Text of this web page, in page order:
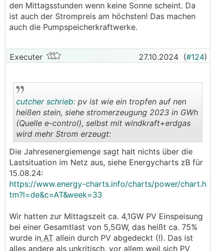
den Mittagsstunden wenn keine Sonne scheint. Da
ist auch der Strompreis am höchsten! Das machen
auch die Pumpspeicherkraftwerke.
Executer 27.10.2024 (#124)
..
cutcher schrieb: pv ist wie ein tropfen auf nen
heißen stein, siehe stromerzeugung 2023 in GWh
(Quelle e-control), selbst mit windkraft+erdgas
wird mehr Strom erzeugt:
Die Jahresenergiemenge sagt halt nichts über die
Lastsituation im Netz aus, siehe Energycharts zB für
15.08.24:
https://www.energy-charts.info/charts/power/chart.h
tm?l=de&c=AT&week=33
Wir hatten zur Mittagszeit ca. 4,1GW PV Einspeisung
bei einer Gesamtlast von 5,5GW, das heißt ca. 75%
wurde in AT allein durch PV abgedeckt (!). Das ist
alles andere als unkritisch, vor allem weil sich PV